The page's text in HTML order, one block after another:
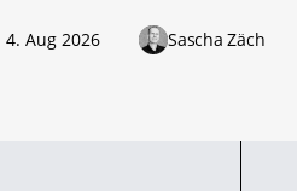
4. Aug 2026 Sascha Zäch